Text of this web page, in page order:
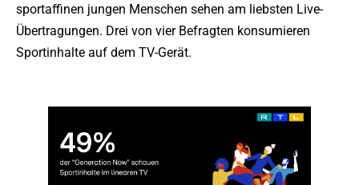
sportaffinen jungen Menschen sehen am liebsten Live-
Übertragungen. Drei von vier Befragten konsumieren
Sportinhalte auf dem TV-Gerät.